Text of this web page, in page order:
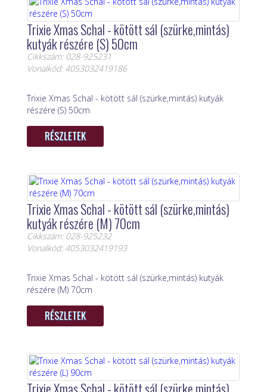
Trixie Xmas Schal - kötött sál (szürke,mintás)
kutyák részére (S) 50cm
Cikkszám: 028-925231
Vonalkód: 4053032419186
Trixie Xmas Schal - kötött sál (szürke,mintás) kutyák
részére (S) 50cm
RÉSZLETEK
Trixie Xmas Schal - kötött sál (szürke,mintás)
kutyák részére (M) 70cm
Cikkszám: 028-925232
Vonalkód: 4053032419193
Trixie Xmas Schal - kötött sál (szürke,mintás) kutyák
részére (M) 70cm
RÉSZLETEK